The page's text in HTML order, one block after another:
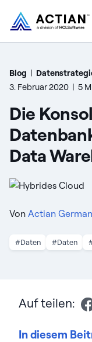
Produkte
Kunden
Unternehmen
Ressourcen
Blog |
3. Februar 2020 | 5
Die
Data
Von Actian
#Daten #Daten
Auf teilen:
In diesem